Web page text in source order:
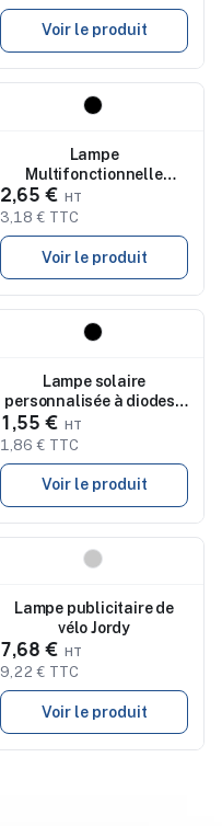
Voir le produit
Lampe
Multifonctionnelle
Pratique et Puissante
COB - BOC
2,65 €
3,18 € TTC
Voir le produit
Lampe solaire
personnalisée à diodes -
MOTI
1,55 €
1,86 € TTC
Voir le produit
Lampe publicitaire de
vélo Jordy
7,68 €
9,22 € TTC
Voir le produit